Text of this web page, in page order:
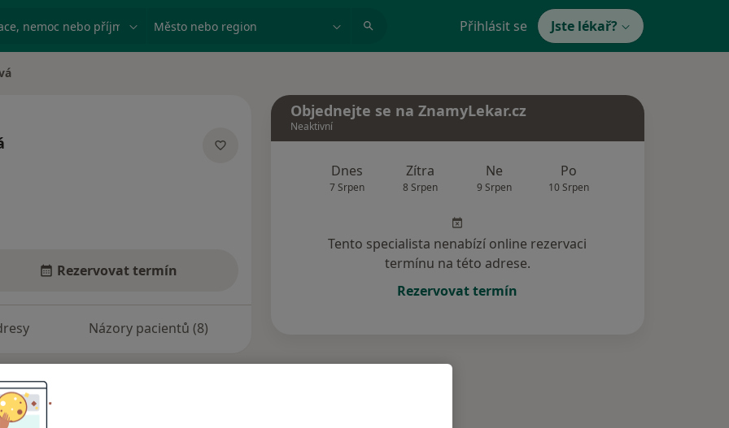
nemoc nebo příjmení Město nebo region Přihlásit se Jste lékař?
Rezervovat termín
Názory pacientů (8)
Objednejte se na ZnamyLekar.cz
Neaktivní
Dnes
7 Srpen
Zítra
8 Srpen
Ne
9 Srpen
Po
10 Srpen
Tento specialista nenabízí online rezervaci
termínu na této adrese.
Rezervovat termín